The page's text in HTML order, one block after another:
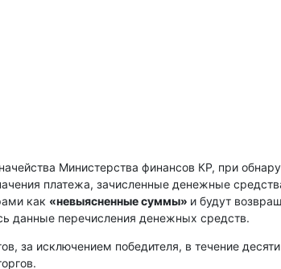
Министерства финансов КР, при
платежа, зачисленные денежные
как «невыясненные суммы» и будут
данные перечисления денежных средств.
за исключением победителя, в течение десяти